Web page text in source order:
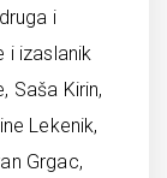
i
i izaslanik
Saša Kirin,
Lekenik,
Grgac,